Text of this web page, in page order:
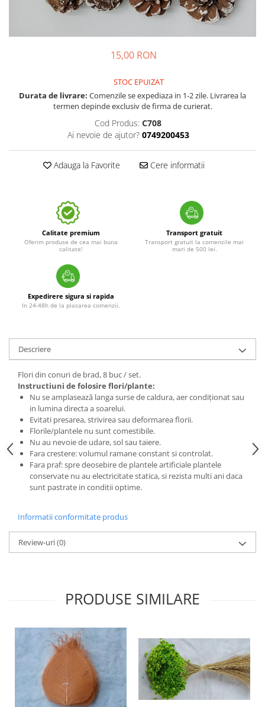
15,00 RON
STOC EPUIZAT
Durata de livrare: Comenzile se expediaza in 1-2 zile. Livrarea la
termen depinde exclusiv de firma de curierat.
Cod Produs: C708
Ai nevoie de ajutor? 0749200453
Adauga la Favorite Cere informatii
Calitate premium
Oferim produse de cea mai buna
calitate!
Transport gratuit
Transport gratuit la comenzile mai
mari de 500 lei.
Expedirere sigura si rapida
In 24-48h de la plasarea comenzii.
Descriere
Flori din conuri de brad, 8 buc / set.
Instructiuni de folosire flori/plante:
Nu se amplasează langa surse de caldura, aer condiționat sau
in lumina directa a soarelui.
Evitati presarea, strivirea sau deformarea florii.
Florile/plantele nu sunt comestibile.
Nu au nevoie de udare, sol sau taiere.
Fara crestere: volumul ramane constant si controlat.
Fara praf: spre deosebire de plantele artificiale plantele
conservate nu au electricitate statica, si rezista multi ani daca
sunt pastrate in conditii optime.
Informatii conformitate produs
Review-uri(0)
PRODUSE SIMILARE